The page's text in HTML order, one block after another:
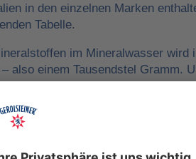
in den einzelnen Marken
Tabelle.
im Mineralwasser wird
also einem Tausendstel Gramm.
man für eine ausreichende
zu sich nehmen muss, kann man
für die tägliche Zufuhr von
zum Beispiel
des empfohlenen